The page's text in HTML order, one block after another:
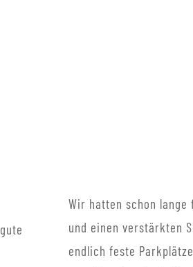
Wir hatten schon
und einen verstärkten
endlich feste